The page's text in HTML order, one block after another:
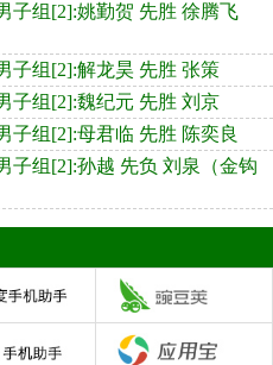
子组[2]:姚勤贺 先胜 徐腾飞
子组[2]:解龙昊 先胜 张策
子组[2]:魏纪元 先胜 刘京
子组[2]:母君临 先胜 陈奕良
子组[2]:孙越 先负 刘泉（金钩